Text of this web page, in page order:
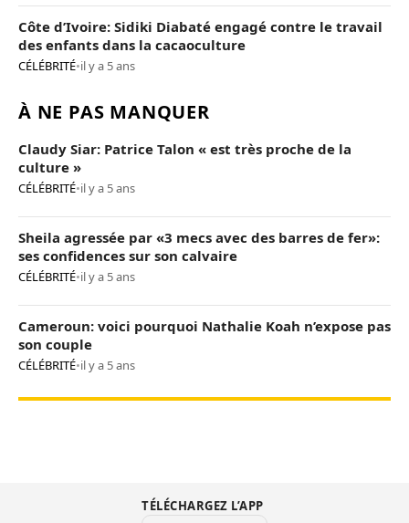
Côte d’Ivoire: Sidiki Diabaté engagé contre le travail
des enfants dans la cacaoculture
CÉLÉBRITÉ•il y a 5 ans
À NE PAS MANQUER
Claudy Siar: Patrice Talon « est très proche de la
culture »
CÉLÉBRITÉ•il y a 5 ans
Sheila agressée par «3 mecs avec des barres de fer»:
ses confidences sur son calvaire
CÉLÉBRITÉ•il y a 5 ans
Cameroun: voici pourquoi Nathalie Koah n’expose pas
son couple
CÉLÉBRITÉ•il y a 5 ans
TÉLÉCHARGEZ L’APP